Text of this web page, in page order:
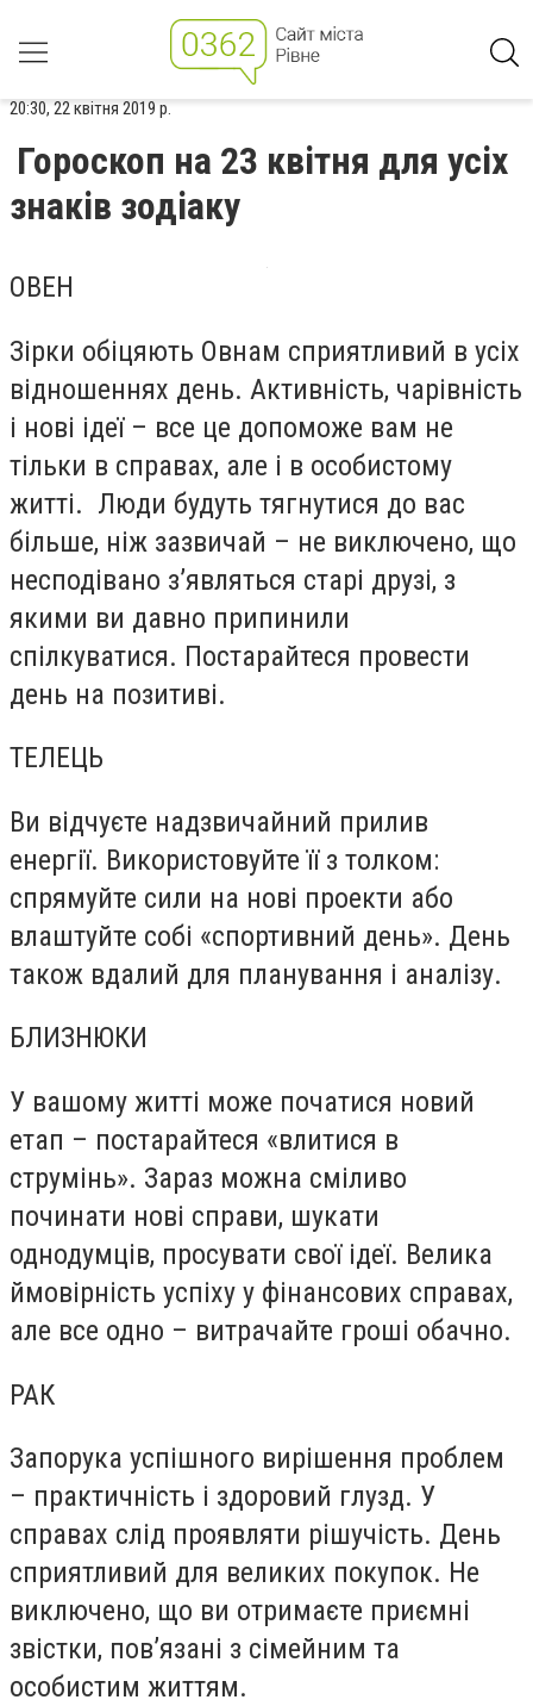
20:30, 22 квітня 2019 р.
Гороскоп на 23 квітня для усіх
знаків зодіаку
ОВЕН
Зірки обіцяють Овнам сприятливий в усіх
відношеннях день. Активність, чарівність
і нові ідеї – все це допоможе вам не
тільки в справах, але і в особистому
житті. Люди будуть тягнутися до вас
більше, ніж зазвичай – не виключено, що
несподівано з’являться старі друзі, з
якими ви давно припинили
спілкуватися. Постарайтеся провести
день на позитиві.
ТЕЛЕЦЬ
Ви відчуєте надзвичайний прилив
енергії. Використовуйте її з толком:
спрямуйте сили на нові проекти або
влаштуйте собі «спортивний день». День
також вдалий для планування і аналізу.
БЛИЗНЮКИ
У вашому житті може початися новий
етап – постарайтеся «влитися в
струмінь». Зараз можна сміливо
починати нові справи, шукати
однодумців, просувати свої ідеї. Велика
ймовірність успіху у фінансових справах,
але все одно – витрачайте гроші обачно.
РАК
Запорука успішного вирішення проблем
– практичність і здоровий глузд. У
справах слід проявляти рішучість. День
сприятливий для великих покупок. Не
виключено, що ви отримаєте приємні
звістки, пов’язані з сімейним та
особистим життям.